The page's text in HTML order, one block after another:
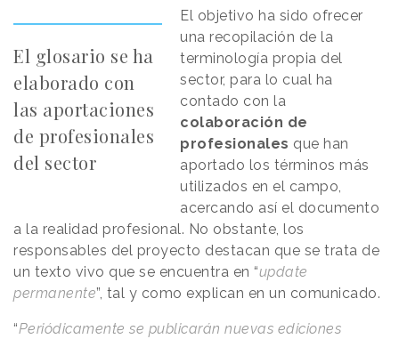
El glosario se ha
elaborado con
las aportaciones
de profesionales
del sector
El objetivo ha sido ofrecer
una recopilación de la
terminología propia del
sector, para lo cual ha
contado con la
colaboración de
profesionales que han
aportado los términos más
utilizados en el campo,
acercando así el documento
a la realidad profesional. No obstante, los
responsables del proyecto destacan que se trata de
un texto vivo que se encuentra en “update
permanente”, tal y como explican en un comunicado.
“Periódicamente se publicarán nuevas ediciones